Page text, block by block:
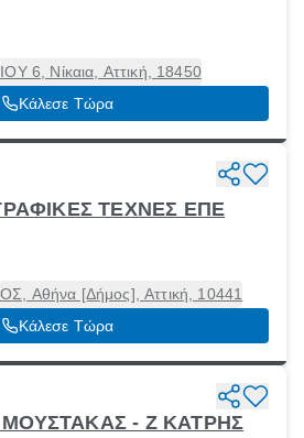
6, Νίκαια, Αττική, 18450
Κάλεσε Τώρα
ΤΕΧΝΕΣ ΕΠΕ
Αθήνα [Δήμος], Αττική, 10441
Κάλεσε Τώρα
ΜΟΥΣΤΑΚΑΣ - Ζ ΚΑΤΡΗΣ